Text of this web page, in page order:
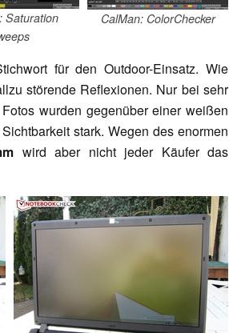
Saturation
CalMan: ColorChecker
für den Outdoor-Einsatz. Wie
störende Reflexionen. Nur bei sehr
wurden gegenüber einer weißen
stark. Wegen des enormen
wird aber nicht jeder Käufer das